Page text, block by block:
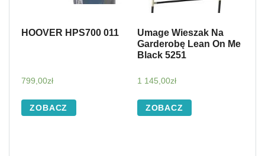
HOOVER HPS700 011
799,00zł
ZOBACZ
Umage Wieszak Na
Garderobę Lean On Me
Black 5251
1 145,00zł
ZOBACZ